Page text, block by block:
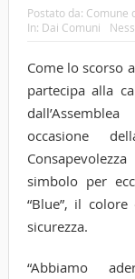
Postato da: Comune
In: Dai Comuni
Come lo scorso
partecipa alla
occasione
simbolo per
“Blue”, il colore
sicurezza.
“Abbiamo